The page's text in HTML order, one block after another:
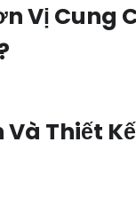
Vị Cung
Và Thiết